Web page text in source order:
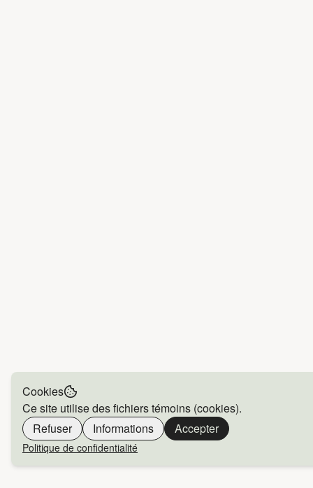
Cookies
Ce site utilise des fichiers témoins (cookies).
Refuser
Informations Accepter
Politique de confidentialité